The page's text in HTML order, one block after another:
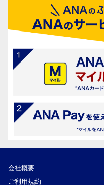
会社概要
ご利用規約